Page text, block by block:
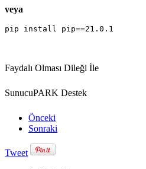
veya
pip install pip==21.0.1
Faydalı Olması Dileği İle
SunucuPARK Destek
Önceki
Sonraki
Tweet